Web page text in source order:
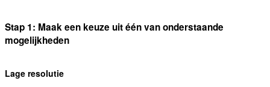
Stap 1: Maak een keuze uit één van onderstaande
mogelijkheden
Lage resolutie